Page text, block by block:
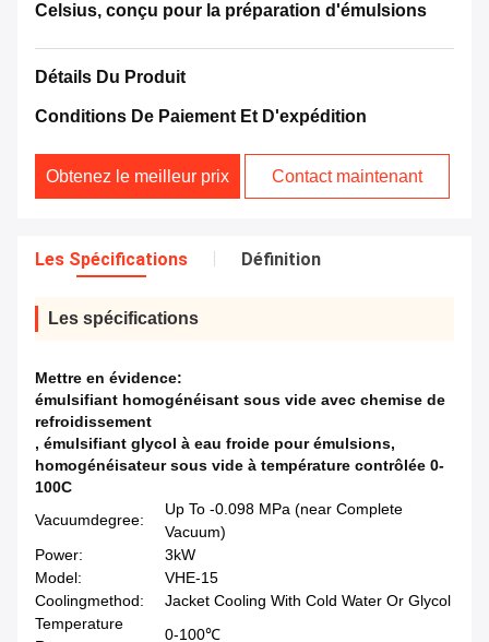
Celsius, conçu pour la préparation d'émulsions
Détails Du Produit
Conditions De Paiement Et D'expédition
Obtenez le meilleur prix Contact maintenant
Les Spécifications Définition
Les spécifications
Mettre en évidence:
émulsifiant homogénéisant sous vide avec chemise de
refroidissement
, émulsifiant glycol à eau froide pour émulsions,
homogénéisateur sous vide à température contrôlée 0-
100C
Vacuumdegree:
Up To -0.098 MPa (near Complete
Vacuum)
Power:
3kW
Model:
VHE-15
Coolingmethod:
Jacket Cooling With Cold Water Or Glycol
Temperature
0-100℃